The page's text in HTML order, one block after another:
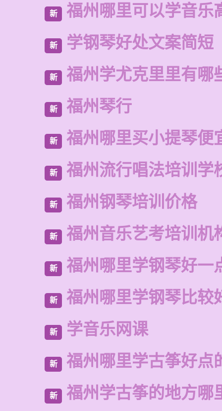
新 福州哪里可以学音乐
新 学钢琴好处文案简短
新 福州学尤克里里有哪
新 福州琴行
新 福州哪里买小提琴便
新 福州流行唱法培训学
新 福州钢琴培训价格
新 福州音乐艺考培训机
新 福州哪里学钢琴好一
新 福州哪里学钢琴比较
新 学音乐网课
新 福州哪里学古筝好点
新 福州学古筝的地方哪